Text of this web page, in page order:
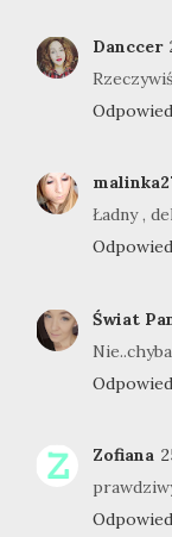
Danccer
Ładny ,
Świat
Zofiana